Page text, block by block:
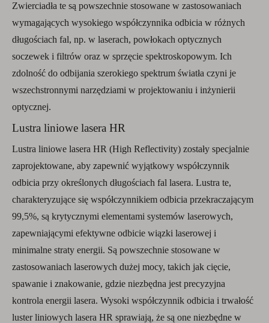
Zwierciadła te są powszechnie stosowane w zastosowaniach
wymagających wysokiego współczynnika odbicia w różnych
długościach fal, np. w laserach, powłokach optycznych
soczewek i filtrów oraz w sprzęcie spektroskopowym. Ich
zdolność do odbijania szerokiego spektrum światła czyni je
wszechstronnymi narzędziami w projektowaniu i inżynierii
optycznej.
Lustra liniowe lasera HR
Lustra liniowe lasera HR (High Reflectivity) zostały specjalnie
zaprojektowane, aby zapewnić wyjątkowy współczynnik
odbicia przy określonych długościach fal lasera. Lustra te,
charakteryzujące się współczynnikiem odbicia przekraczającym
99,5%, są krytycznymi elementami systemów laserowych,
zapewniającymi efektywne odbicie wiązki laserowej i
minimalne straty energii. Są powszechnie stosowane w
zastosowaniach laserowych dużej mocy, takich jak cięcie,
spawanie i znakowanie, gdzie niezbędna jest precyzyjna
kontrola energii lasera. Wysoki współczynnik odbicia i trwałość
luster liniowych lasera HR sprawiają, że są one niezbędne w